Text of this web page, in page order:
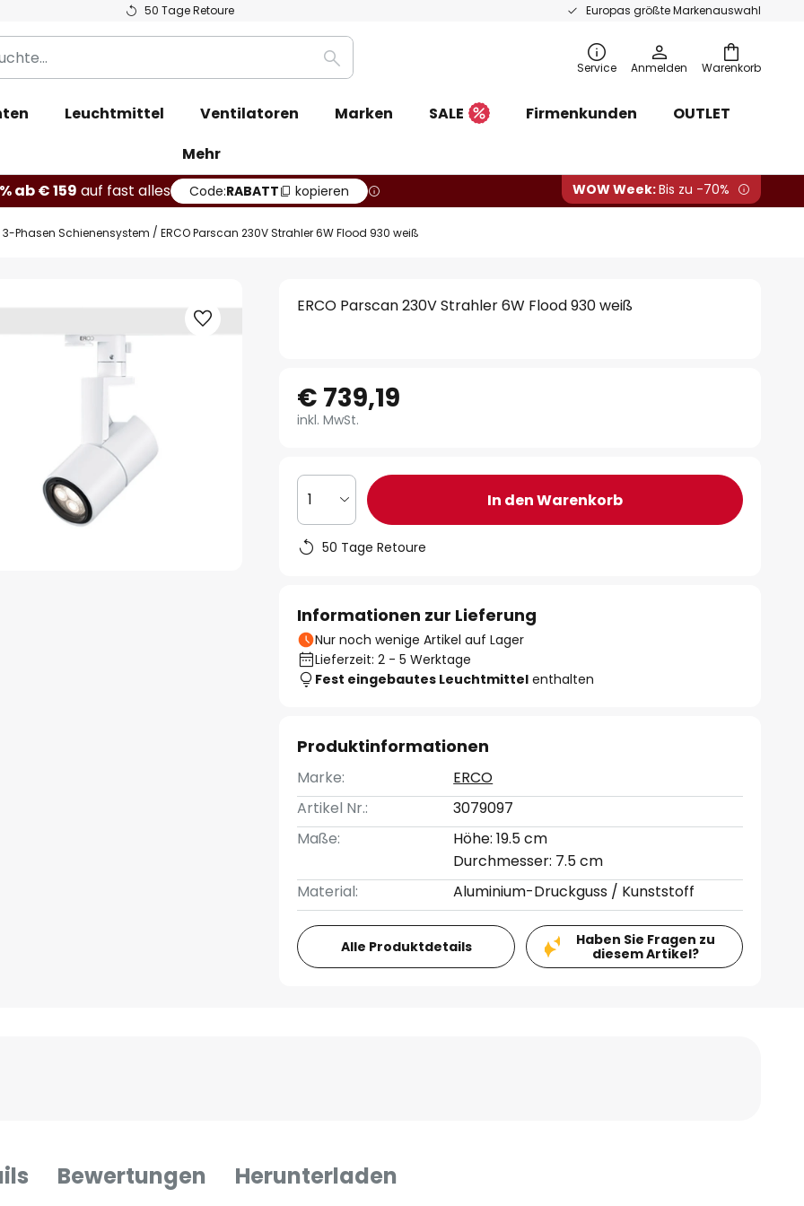
50 Tage Retoure Europas größte Markenauswahl
Warenkorb
Suche Service Anmelden
Leuchtmittel Ventilatoren Marken SALE Firmenkunden
OUTLET
Mehr
ab € 159 auf fast alles Code:RABATT kopieren WOW Week:Bis zu -70%
3-Phasen Schienensystem ERCO Parscan 230V Strahler 6W Flood 930 weiß
ERCO Parscan 230V Strahler 6W Flood 930 weiß
€ 739,19
inkl. MwSt.
1 In den Warenkorb
50 Tage Retoure
Informationen zur Lieferung
Nur noch wenige Artikel auf Lager
Lieferzeit: 2 - 5 Werktage
Fest eingebautes Leuchtmittel enthalten
Produktinformationen
Marke:
ERCO
Artikel Nr.:
3079097
Maße:
Höhe: 19.5 cm
Durchmesser: 7.5 cm
Material:
Aluminium-Druckguss / Kunststoff
Alle Produktdetails
Haben Sie Fragen zu
diesem Artikel?
Bewertungen Herunterladen